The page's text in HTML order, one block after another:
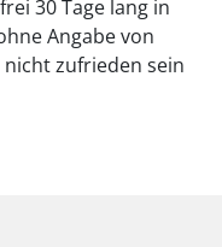
30 Tage lang in
Angabe von
zufrieden sein